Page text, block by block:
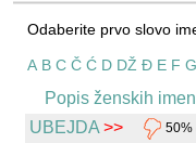
Odaberite prvo slovo
A B C Č Ć D DŽ Đ E F G
Popis ženskih
UBEJDA >> 50%